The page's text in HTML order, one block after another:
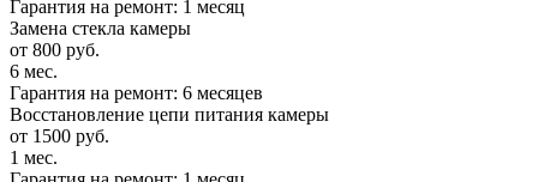
Гарантия на ремонт: 1 месяц
Замена стекла камеры
от 800 руб.
6 мес.
Гарантия на ремонт: 6 месяцев
Восстановление цепи питания камеры
от 1500 руб.
1 мес.